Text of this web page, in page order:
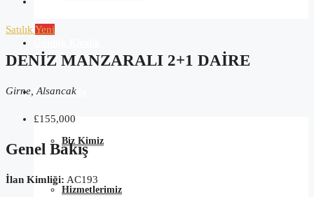
Hakkımızda
Biz Kimiz
Hizmetlerimiz
SatılıkYeni
DENIZ MANZARALI 2+1 DAIRE
Girne, Alsancak
£155,000
Genel Bakış
İlan Kimliği: AC193